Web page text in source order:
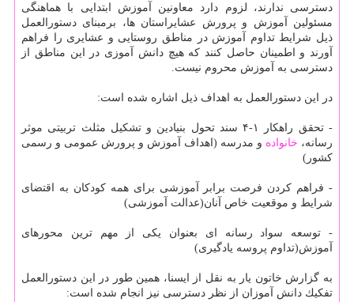
دسترسی ندارند، لزوم دارد معاونین آموزش ابتدایی با هماهنگی
مسئولین آموزش و پرورش عشایراستان ها، برمبنای دستورالعمل
ذیل شرایط تداوم آموزش در مناطق روستایی و عشایری را فراهم
آورند و اطمینان حاصل كنند كه هیچ دانش آموزی در این مناطق از
دسترسی به آموزش محروم نیست.
در این دستورالعمل به اهداف ذیل اشاره شده است:
- تحقق راهكار ۱-۴ سند تحول بنیادین و تشكیل مثلث تربیتی موثر
رسانه، خانواده و مدرسه (اهداف آموزش و پرورش عمومی و رسمی
كشور)
- فراهم كردن فرصت برابر آموزشی برای همه كودكان به اقتضای
شرایط و موقعیت خاص آنان(عدالت آموزشی)
- توسعه سواد رسانه ای بعنوان یكی از مهم ترین محورهای
آموزش(تداوم پروسه یادگیری)
به گزارش خاتون یار به نقل از ایسنا، همین طور در این دستورالعمل
تفكیك دانش آموزان از نظر دسترسی نیز انجام شده است: